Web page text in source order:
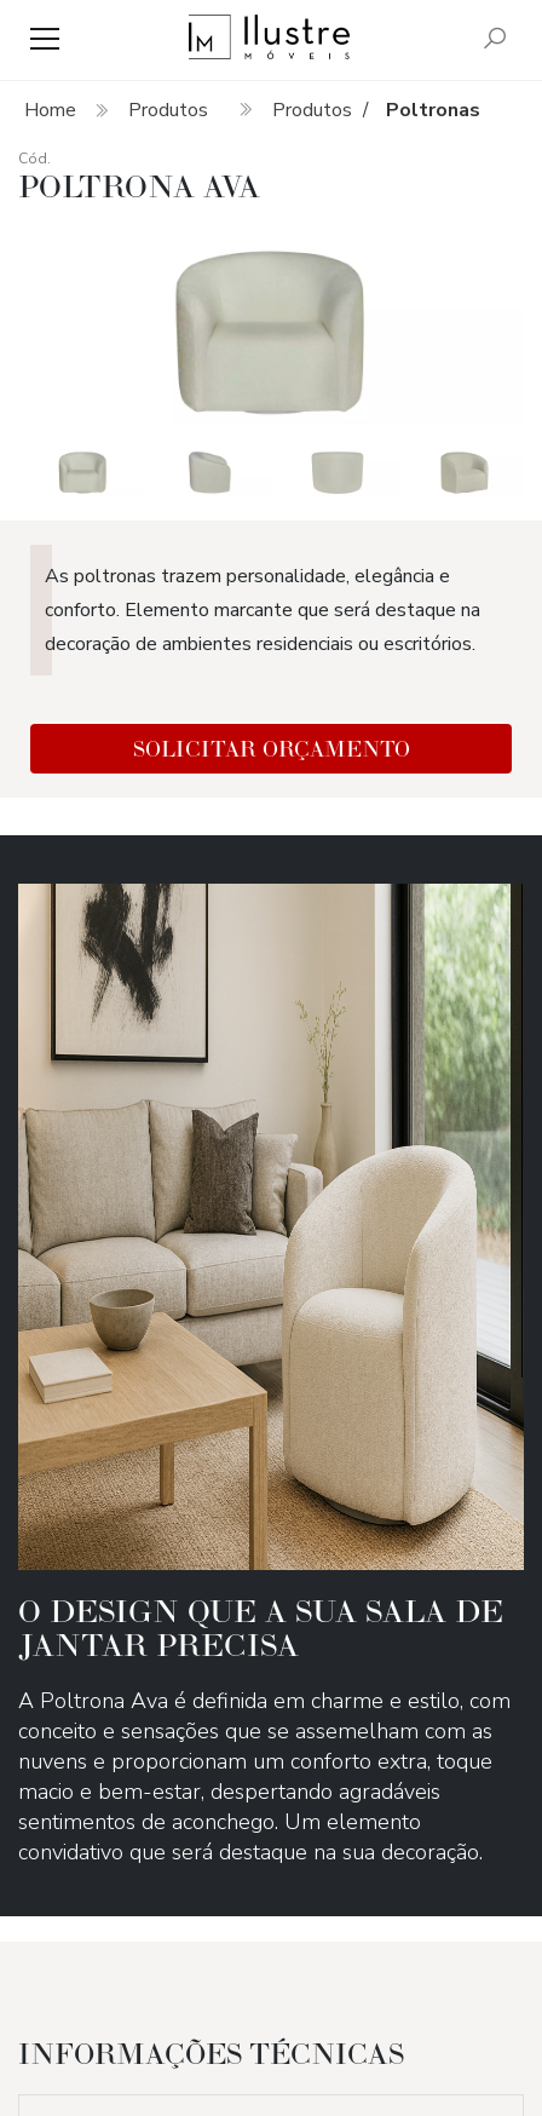
Home Produtos Produtos / Poltronas
Cód.
POLTRONA AVA
As poltronas trazem personalidade, elegância e
conforto. Elemento marcante que será destaque na
decoração de ambientes residenciais ou escritórios.
SOLICITAR ORÇAMENTO
O DESIGN QUE A SUA SALA DE
JANTAR PRECISA
A Poltrona Ava é definida em charme e estilo, com
conceito e sensações que se assemelham com as
nuvens e proporcionam um conforto extra, toque
macio e bem-estar, despertando agradáveis
sentimentos de aconchego. Um elemento
convidativo que será destaque na sua decoração.
INFORMAÇÕES TÉCNICAS